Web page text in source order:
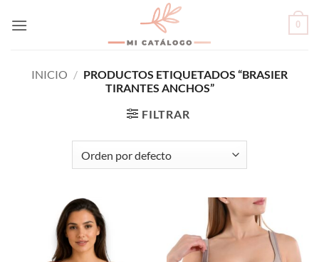
0
INICIO / PRODUCTOS ETIQUETADOS “BRASIER
TIRANTES ANCHOS”
FILTRAR